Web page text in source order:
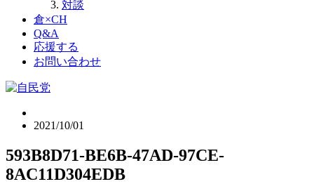
対談
倉×CH
Q&A
応援する
お問い合わせ
2021/10/01
593B8D71-BE6B-47AD-97CE-
8AC11D304EDB